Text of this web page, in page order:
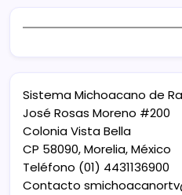
Sistema Michoacano de
José Rosas Moreno #200
Colonia Vista Bella
CP 58090, Morelia, México
Teléfono (01) 4431136900
Contacto